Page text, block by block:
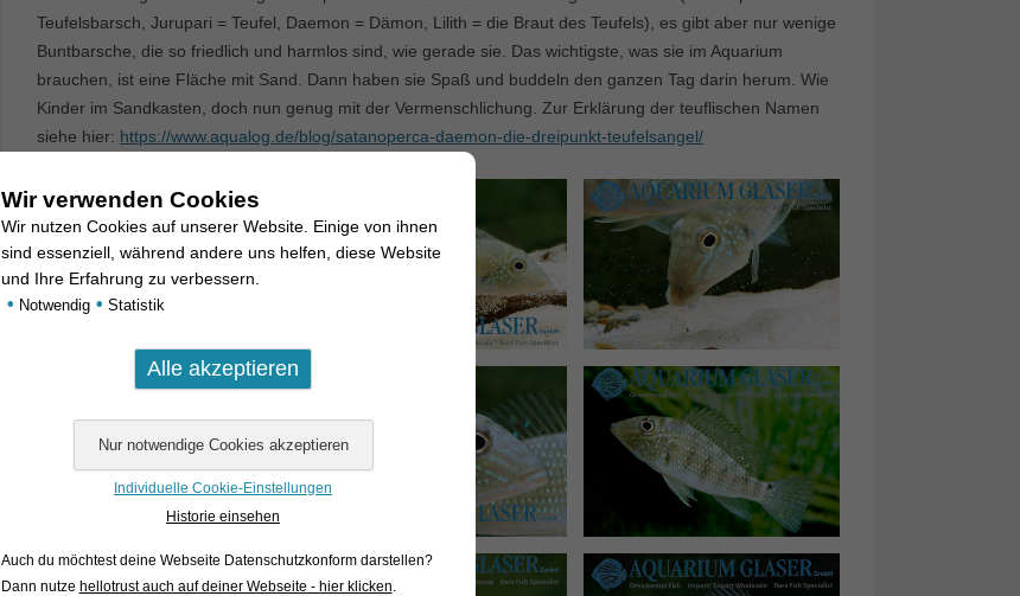
Teufelsbarsch, Jurupari = Teufel, Daemon = Dämon, Lilith = die Braut des Teufels), es gibt aber nur wenige
Buntbarsche, die so friedlich und harmlos sind, wie gerade sie. Das wichtigste, was sie im Aquarium
brauchen, ist eine Fläche mit Sand. Dann haben sie Spaß und buddeln den ganzen Tag darin herum. Wie
Kinder im Sandkasten, doch nun genug mit der Vermenschlichung. Zur Erklärung der teuflischen Namen
siehe hier: https://www.aqualog.de/blog/satanoperca-daemon-die-dreipunkt-teufelsangel/
Wir verwenden Cookies
Wir nutzen Cookies auf unserer Website. Einige von ihnen
sind essenziell, während andere uns helfen, diese Website
und Ihre Erfahrung zu verbessern.
• Notwendig • Statistik
Individuelle Cookie-Einstellungen
Historie einsehen
Auch du möchtest deine Webseite Datenschutzkonform darstellen?
Dann nutze hellotrust auch auf deiner Webseite - hier klicken.